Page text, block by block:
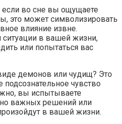
во сне вы ощущаете
это может символизировать
влияние извне.
в вашей жизни,
или попытаться вас
демонов или чудищ? Это
чувство
вы испытываете
важных решений или
в вашей жизни.